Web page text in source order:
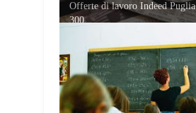
Offerte di lavoro Indeed Puglia
300...